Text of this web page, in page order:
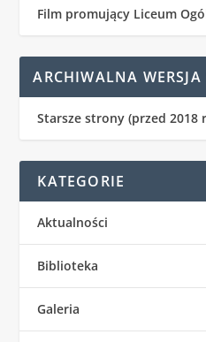
Film promujący Liceum
ARCHIWALNA WERSJA
Starsze strony (przed 2018
KATEGORIE
Aktualności
Biblioteka
Galeria